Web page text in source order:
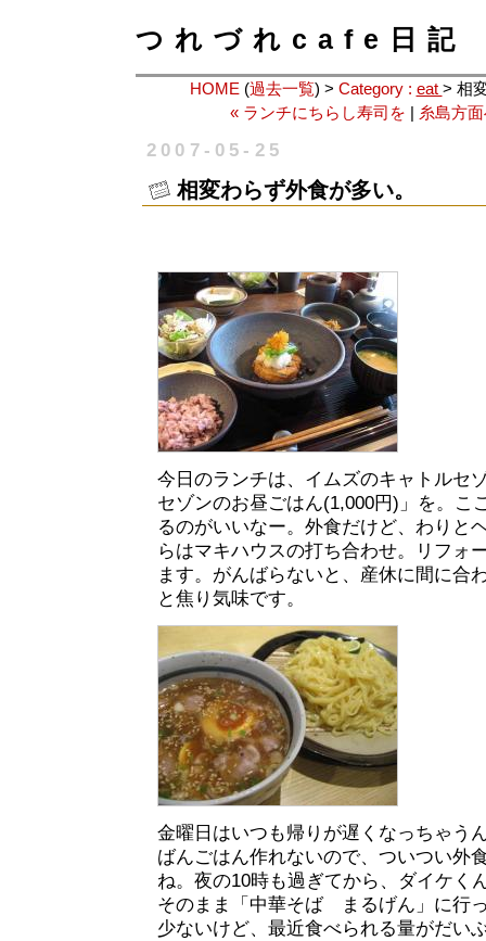
つれづれcafe日記
HOME (過去一覧) > Category : eat > 相
« ランチにちらし寿司を
糸島方
2007-05-25
相変わらず外食が多い。
今日のランチは、イムズのキャトルセ
セゾンのお昼ごはん(1,000円)」を。こ
るのがいいなー。外食だけど、わりと
らはマキハウスの打ち合わせ。リフォ
ます。がんばらないと、産休に間に合
と焦り気味です。
金曜日はいつも帰りが遅くなっちゃう
ばんごはん作れないので、ついつい外
ね。夜の10時も過ぎてから、ダイケく
そのまま「中華そば まるげん」に行
少ないけど、最近食べられる量がだい